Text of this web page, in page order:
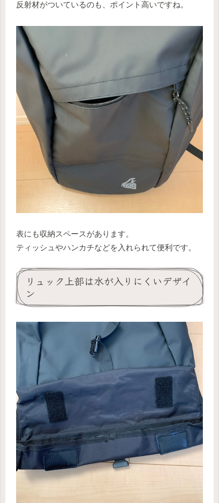
反射材がついているのも、ポイント高いですね。
表にも収納スペースがあります。
ティッシュやハンカチなどを入れられて便利です。
リュック上部は水が入りにくいデザイ
ン